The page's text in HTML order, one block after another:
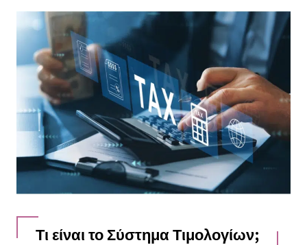
Τι είναι το Σύστημα Τιμολογίων;